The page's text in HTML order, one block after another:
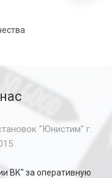
"Юнистим" г.
ВК" за оперативную